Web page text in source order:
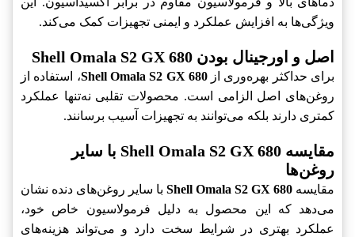
ویژگی‌ها به افزایش عملکرد و ایمنی تجهیزات کمک می‌کند.
اصل و اورجینال بودن Shell Omala S2 GX 680
برای حداکثر بهره‌وری ازShell Omala S2 GX 680، استفاده از
روغن‌های اصل الزامی است. محصولات تقلبی نه‌تنها عملکرد
کمتری دارند بلکه می‌توانند به تجهیزات آسیب برسانند.
مقایسه Shell Omala S2 GX 680 با سایر
روغن‌ها
مقایسه Shell Omala S2 GX 680 با سایر روغن‌های دنده نشان
می‌دهد که این محصول به دلیل فرمولاسیون خاص خود،
عملکرد بهتری در شرایط سخت دارد و می‌تواند هزینه‌های